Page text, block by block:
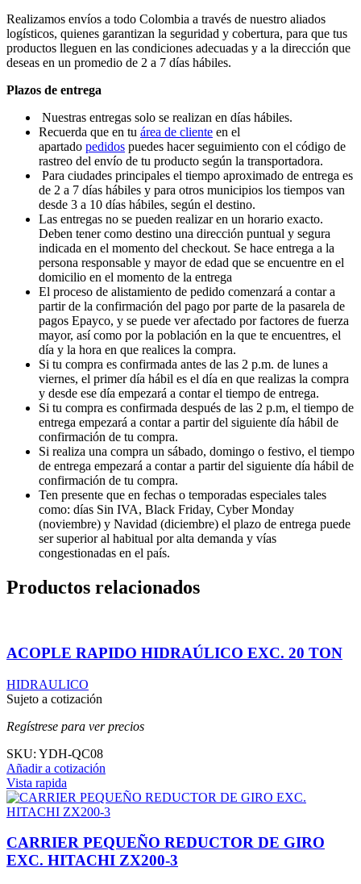
Realizamos envíos a todo Colombia a través de nuestro aliados
logísticos, quienes garantizan la seguridad y cobertura, para que tus
productos lleguen en las condiciones adecuadas y a la dirección que
deseas en un promedio de 2 a 7 días hábiles.
Plazos de entrega
Nuestras entregas solo se realizan en días hábiles.
Recuerda que en tu área de cliente en el
apartado pedidos puedes hacer seguimiento con el código de
rastreo del envío de tu producto según la transportadora.
Para ciudades principales el tiempo aproximado de entrega es
de 2 a 7 días hábiles y para otros municipios los tiempos van
desde 3 a 10 días hábiles, según el destino.
Las entregas no se pueden realizar en un horario exacto.
Deben tener como destino una dirección puntual y segura
indicada en el momento del checkout. Se hace entrega a la
persona responsable y mayor de edad que se encuentre en el
domicilio en el momento de la entrega
El proceso de alistamiento de pedido comenzará a contar a
partir de la confirmación del pago por parte de la pasarela de
pagos Epayco, y se puede ver afectado por factores de fuerza
mayor, así como por la población en la que te encuentres, el
día y la hora en que realices la compra.
Si tu compra es confirmada antes de las 2 p.m. de lunes a
viernes, el primer día hábil es el día en que realizas la compra
y desde ese día empezará a contar el tiempo de entrega.
Si tu compra es confirmada después de las 2 p.m, el tiempo de
entrega empezará a contar a partir del siguiente día hábil de
confirmación de tu compra.
Si realiza una compra un sábado, domingo o festivo, el tiempo
de entrega empezará a contar a partir del siguiente día hábil de
confirmación de tu compra.
Ten presente que en fechas o temporadas especiales tales
como: días Sin IVA, Black Friday, Cyber Monday
(noviembre) y Navidad (diciembre) el plazo de entrega puede
ser superior al habitual por alta demanda y vías
congestionadas en el país.
Productos relacionados
ACOPLE RAPIDO HIDRAÚLICO EXC. 20 TON
HIDRAULICO
Sujeto a cotización
Regístrese para ver precios
SKU: YDH-QC08
Añadir a cotización
Vista rapida
CARRIER PEQUEÑO REDUCTOR DE GIRO
EXC. HITACHI ZX200-3